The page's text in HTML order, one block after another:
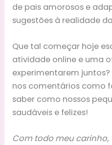
de pais amorosos e
sugestões à realidade
Que tal começar hoje
atividade online e uma
experimentarem
nos comentários como
saber como nossos
saudáveis e felizes!
Com todo meu carinho,